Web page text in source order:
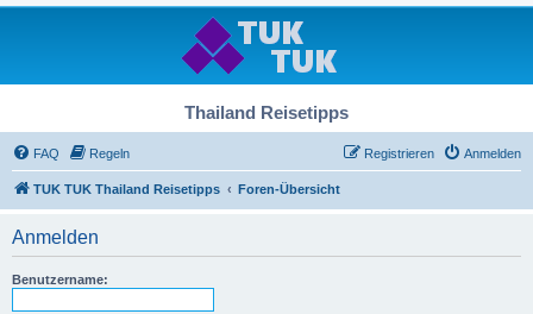
Thailand Reisetipps
FAQ Regeln Anmelden
Registrieren
TUK TUK Thailand Reisetipps Foren-Übersicht
Anmelden
Benutzername: